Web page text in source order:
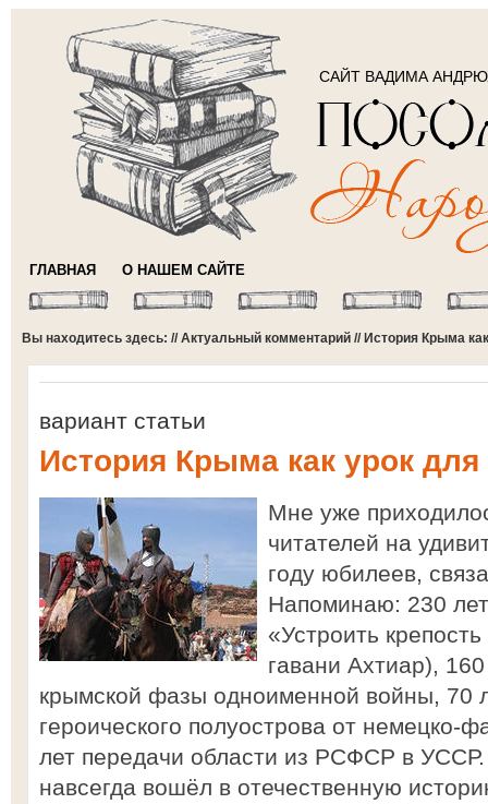
САЙТ ВАДИМА
ГЛАВНАЯ О НАШЕМ САЙТЕ
Вы находитесь здесь: //Актуальный комментарий // История Крыма
вариант статьи
История Крыма как урок
Мне уже
читателей на
году юбилеев,
Напоминаю: 230
«Устроить
гавани Ахтиар),
крымской фазы одноименной войны, 70
героического полуострова от немецко-
лет передачи области из РСФСР в
навсегда вошёл в отечественную